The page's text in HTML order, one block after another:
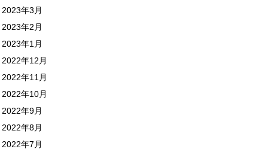
2023年3月
2023年2月
2023年1月
2022年12月
2022年11月
2022年10月
2022年9月
2022年8月
2022年7月